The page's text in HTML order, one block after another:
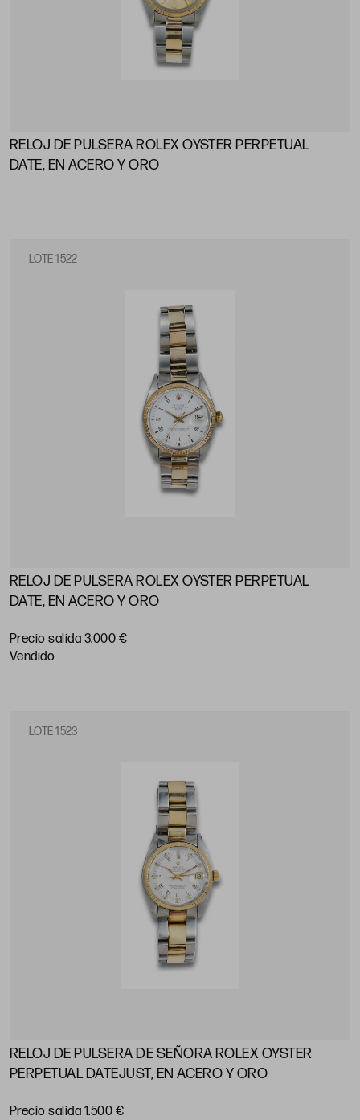
RELOJ DE PULSERA ROLEX OYSTER PERPETUAL
DATE, EN ACERO Y ORO
LOTE 1522
RELOJ DE PULSERA ROLEX OYSTER PERPETUAL
DATE, EN ACERO Y ORO
Precio salida 3.000 €
vendido
LOTE 1523
RELOJ DE PULSERA DE SEÑORA ROLEX OYSTER
PERPETUAL DATEJUST, EN ACERO Y ORO
Precio salida 1.500 €